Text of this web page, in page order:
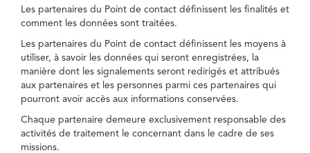
Les partenaires du Point de contact définissent les finalités et
comment les données sont traitées.
Les partenaires du Point de contact définissent les moyens à
utiliser, à savoir les données qui seront enregistrées, la
manière dont les signalements seront redirigés et attribués
aux partenaires et les personnes parmi ces partenaires qui
pourront avoir accès aux informations conservées.
Chaque partenaire demeure exclusivement responsable des
activités de traitement le concernant dans le cadre de ses
missions.